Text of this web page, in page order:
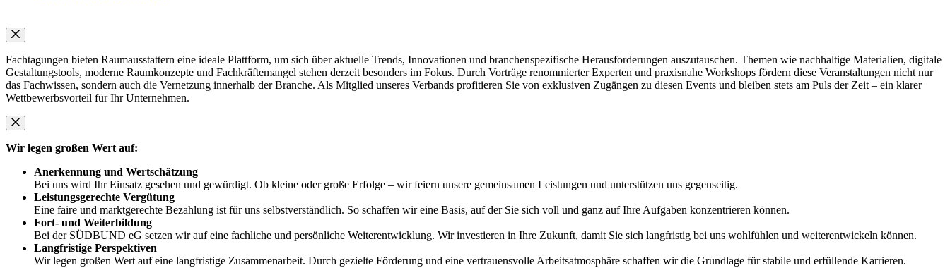
Fachtagungen bieten Raumausstattern eine ideale Plattform, um sich über aktuelle Trends, Innovationen und branchenspezifische Herausforderungen auszutauschen. Themen wie nachhaltige Materialien, digitale
Gestaltungstools, moderne Raumkonzepte und Fachkräftemangel stehen derzeit besonders im Fokus. Durch Vorträge renommierter Experten und praxisnahe Workshops fördern diese Veranstaltungen nicht nur
das Fachwissen, sondern auch die Vernetzung innerhalb der Branche. Als Mitglied unseres Verbands profitieren Sie von exklusiven Zugängen zu diesen Events und bleiben stets am Puls der Zeit – ein klarer
Wettbewerbsvorteil für Ihr Unternehmen.
Wir legen großen Wert auf:
Anerkennung und Wertschätzung
Bei uns wird Ihr Einsatz gesehen und gewürdigt. Ob kleine oder große Erfolge – wir feiern unsere gemeinsamen Leistungen und unterstützen uns gegenseitig.
Leistungsgerechte Vergütung
Eine faire und marktgerechte Bezahlung ist für uns selbstverständlich. So schaffen wir eine Basis, auf der Sie sich voll und ganz auf Ihre Aufgaben konzentrieren können.
Fort- und Weiterbildung
Bei der SÜDBUND eG setzen wir auf eine fachliche und persönliche Weiterentwicklung. Wir investieren in Ihre Zukunft, damit Sie sich langfristig bei uns wohlfühlen und weiterentwickeln können.
Langfristige Perspektiven
Wir legen großen Wert auf eine langfristige Zusammenarbeit. Durch gezielte Förderung und eine vertrauensvolle Arbeitsatmosphäre schaffen wir die Grundlage für stabile und erfüllende Karrieren.